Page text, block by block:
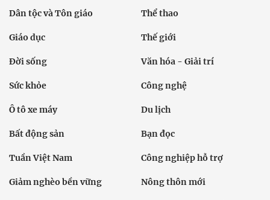
Dân tộc và Tôn giáo Thể thao
Giáo dục Thế giới
Đời sống Văn hóa - Giải trí
Sức khỏe Công nghệ
Ô tô xe máy Du lịch
Bất động sản Bạn đọc
Tuần Việt Nam Công nghiệp hỗ trợ
Giảm nghèo bền vững Nông thôn mới